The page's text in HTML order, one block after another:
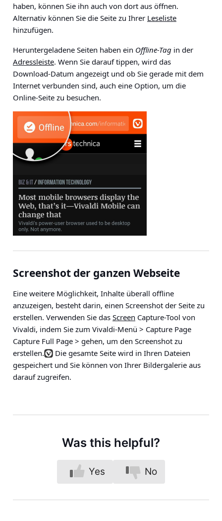
haben, können Sie ihn auch von dort aus öffnen.
Alternativ können Sie die Seite zu Ihrer Leseliste
hinzufügen.
Heruntergeladene Seiten haben ein Offline-Tag in der
Adressleiste. Wenn Sie darauf tippen, wird das
Download-Datum angezeigt und ob Sie gerade mit dem
Internet verbunden sind, auch eine Option, um die
Online-Seite zu besuchen.
Screenshot der ganzen Webseite
Eine weitere Möglichkeit, Inhalte überall offline
anzuzeigen, besteht darin, einen Screenshot der Seite zu
erstellen. Verwenden Sie das Screen Capture-Tool von
Vivaldi, indem Sie zum Vivaldi-Menü > Capture Page
Capture Full Page > gehen, um den Screenshot zu
erstellen.
Die gesamte Seite wird in Ihren Dateien
gespeichert und Sie können von Ihrer Bildergalerie aus
darauf zugreifen.
Was this helpful?
Yes No